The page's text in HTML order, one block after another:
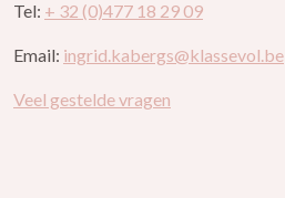
Tel: + 32 (0)477 18 29 09
Email: ingrid.kabergs@klassevol.be
Veel gestelde vragen